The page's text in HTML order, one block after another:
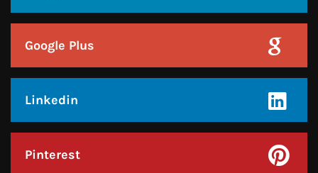
Google Plus
Linkedin
Pinterest